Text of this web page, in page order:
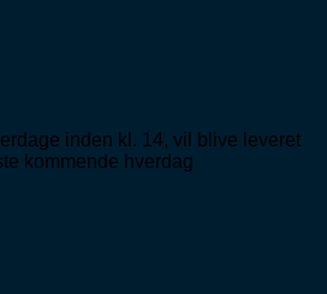
inden kl. 14, vil blive leveret
kommende hverdag